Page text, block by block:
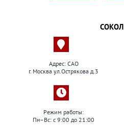
СОКОЛ
Адрес: САО
г. Москва ул.Острякова д.3
Режим работы:
Пн–Вс: с 9:00 до 21:00